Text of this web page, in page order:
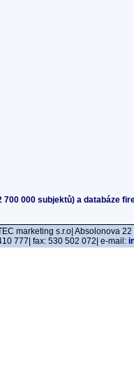
700 000 subjektů) a databáze
marketing s.r.o| Absolonova
777| fax: 530 502 072| e-mail: